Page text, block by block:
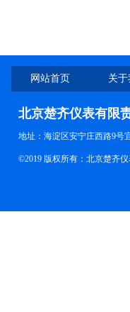
网站首页 关
北京楚齐仪表有限
地址：海淀区安宁庄西路9号
©2019 版权所有：北京楚齐